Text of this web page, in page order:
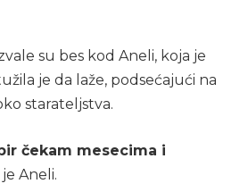
su bes kod Aneli, koja je
je da laže, podsećajući na
starateljstva.
čekam mesecima i
Aneli.